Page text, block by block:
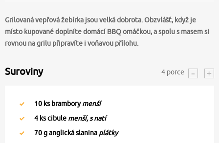
Grilovaná vepřová žebírka jsou velká dobrota. Obzvlášť, když je
místo kupované doplníte domácí BBQ omáčkou, a spolu s masem si
rovnou na grilu připravíte i voňavou přílohu.
Suroviny 4 porce
10 ks bramborymenší
4 ks cibule menší, s natí
70g anglická slanina plátky